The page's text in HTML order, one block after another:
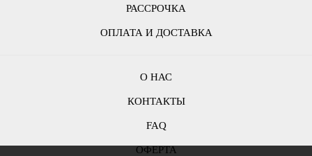
РАССРОЧКА
ОПЛАТА И ДОСТАВКА
О НАС
КОНТАКТЫ
FAQ
ОФЕРТА